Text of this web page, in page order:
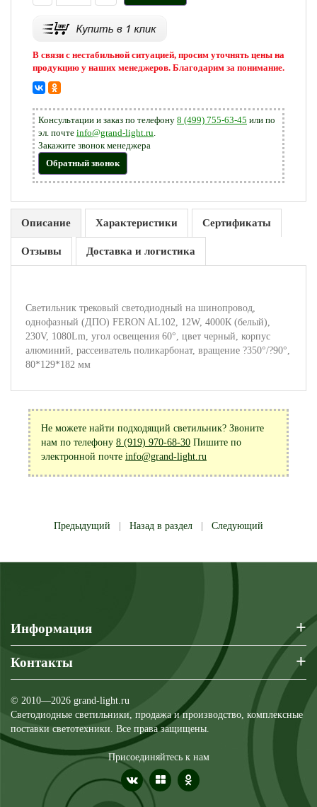
В связи с нестабильной ситуацией, просим уточнять цены на
продукцию у наших менеджеров. Благодарим за понимание.
Консультации и заказ по телефону 8 (499) 755-63-45 или по
эл. почте info@grand-light.ru.
Закажите звонок менеджера
Обратный звонок
Описание Характеристики Сертификаты
Отзывы Доставка и логистика
Светильник трековый светодиодный на шинопровод,
однофазный (ДПО) FERON AL102, 12W, 4000К (белый),
230V, 1080Lm, угол освещения 60°, цвет черный, корпус
алюминий, рассеиватель поликарбонат, вращение ?350°/?90°,
80*129*182 мм
Не можете найти подходящий светильник? Звоните
нам по телефону 8 (919) 970-68-30 Пишите по
электронной почте info@grand-light.ru
Предыдущий Назад в раздел Следующий
Информация +
Контакты +
© 2010—2026 grand-light.ru
Светодиодные светильники, продажа и производство, комплексные
поставки светотехники. Все права защищены.
Присоединяйтесь к нам